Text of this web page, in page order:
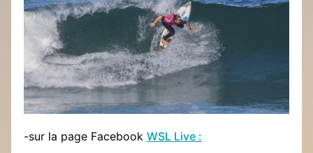
-sur la page Facebook WSL Live :